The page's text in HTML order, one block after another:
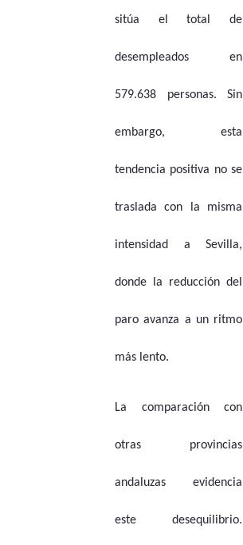
sitúa el total de
desempleados en
579.638 personas. Sin
embargo, esta
tendencia positiva no se
traslada con la misma
intensidad a Sevilla,
donde la reducción del
paro avanza a un ritmo
más lento.
La comparación con
otras provincias
andaluzas evidencia
este desequilibrio.